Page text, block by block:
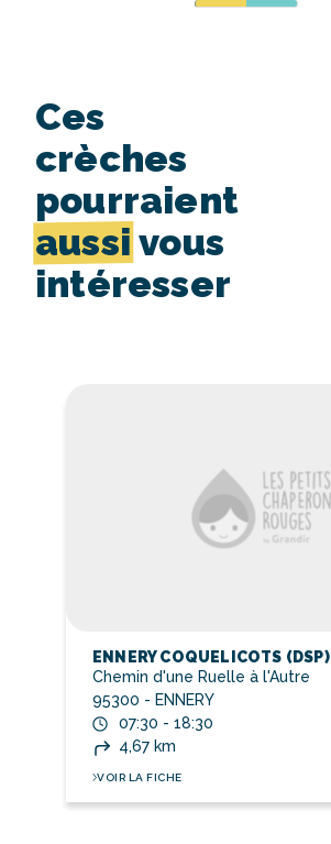
Ces
crèches
pourraient
aussi vous
intéresser
ENNERY COQUELICOTS (DSP)
Chemin d'une Ruelle à l'Autre
95300 - ENNERY
07:30 - 18:30
4,67 km
VOIR LA FICHE